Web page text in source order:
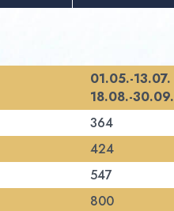
01.05.-13.07.
18.08.-30.09.
364
424
547
800